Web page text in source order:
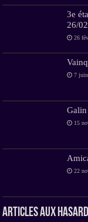
3e
26/
26
7
15
22
Articles aux